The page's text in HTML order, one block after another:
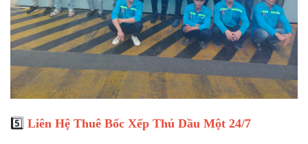
5️⃣ Liên Hệ Thuê Bốc Xếp Thủ Dầu Một 24/7